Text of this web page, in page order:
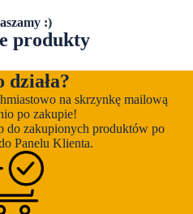
:)
produkty
działa?
na skrzynkę mailową
po zakupie!
do zakupionych produktów po
Panelu Klienta.